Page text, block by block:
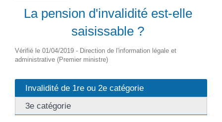
La pension d'invalidité est-elle
saisissable ?
Vérifié le 01/04/2019 - Direction de l'information légale et
administrative (Premier ministre)
Invalidité de 1re ou 2e catégorie
3e catégorie